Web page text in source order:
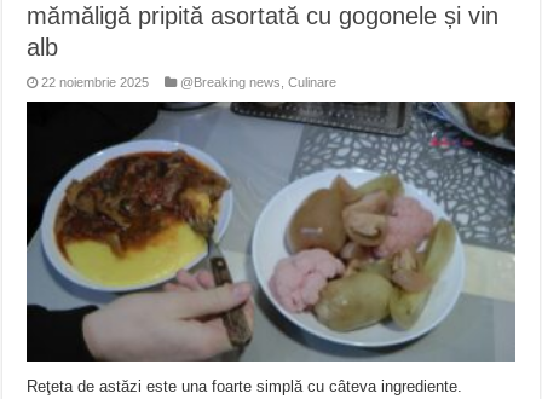
mămăligă pripită asortată cu gogonele și vin
alb
22 noiembrie 2025 @Breaking news ,Culinare
Reţeta de astăzi este una foarte simplă cu câteva ingrediente.